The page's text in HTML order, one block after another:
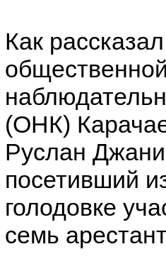
Как
(ОНК)
Руслан
посетивший
голодовке
семь